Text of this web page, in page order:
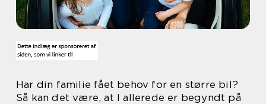
Har din familie fået behov for en større bil?
Så kan det være, at I allerede er begyndt på